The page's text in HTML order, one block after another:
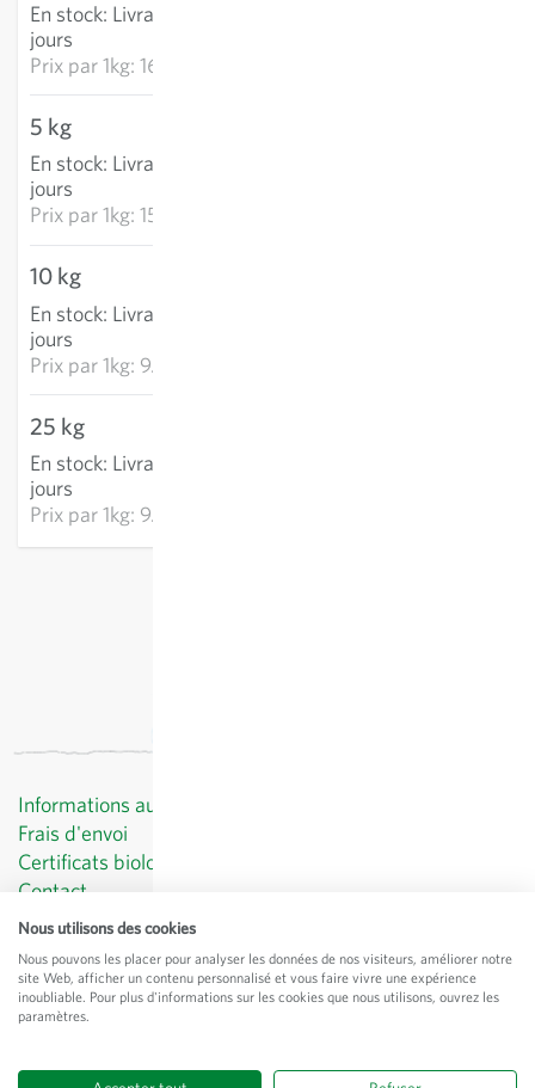
En stock: Livraison 2-4
jours
Prix par1kg: 16.89 CHF
5 kg
En stock: Livraison 2-4
jours
Prix par1kg: 15.84 CHF
10 kg
En stock: Livraison 2-4
jours
Prix par1kg: 9.49 CHF
25 kg
En stock: Livraison 2-4
jours
Prix par1kg: 9.49 CHF
Informations au client
Frais d'envoi
Certificats biologiques
Contact
Protection des données
CGV
Mentions légales
CH-8462 Rheinau
Nous utilisons des cookies
Nous pouvons les placer pour analyser les données de nos visiteurs, améliorer notre
site Web, afficher un contenu personnalisé et vous faire vivre une expérience
inoubliable. Pour plus d'informations sur les cookies que nous utilisons, ouvrez les
paramètres.